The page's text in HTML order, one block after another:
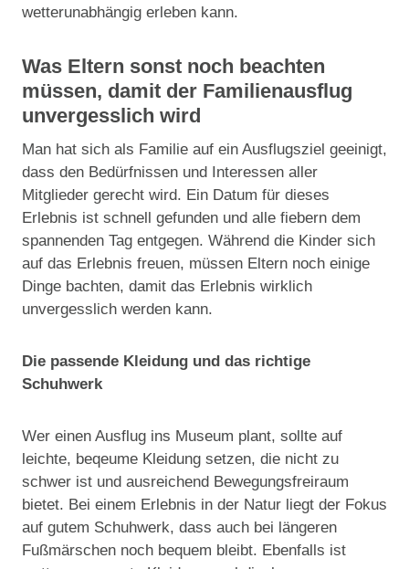
wetterunabhängig erleben kann.
Was Eltern sonst noch beachten
müssen, damit der Familienausflug
unvergesslich wird
Man hat sich als Familie auf ein Ausflugsziel geeinigt,
dass den Bedürfnissen und Interessen aller
Mitglieder gerecht wird. Ein Datum für dieses
Erlebnis ist schnell gefunden und alle fiebern dem
spannenden Tag entgegen. Während die Kinder sich
auf das Erlebnis freuen, müssen Eltern noch einige
Dinge bachten, damit das Erlebnis wirklich
unvergesslich werden kann.
Die passende Kleidung und das richtige
Schuhwerk
Wer einen Ausflug ins Museum plant, sollte auf
leichte, beqeume Kleidung setzen, die nicht zu
schwer ist und ausreichend Bewegungsfreiraum
bietet. Bei einem Erlebnis in der Natur liegt der Fokus
auf gutem Schuhwerk, dass auch bei längeren
Fußmärschen noch bequem bleibt. Ebenfalls ist